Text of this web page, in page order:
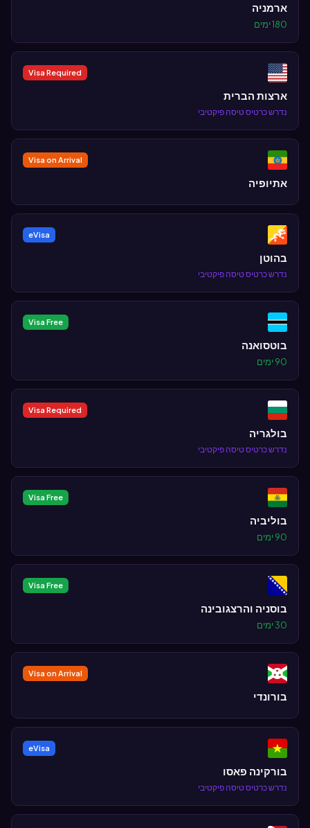
ארמניה
180 ימים
Visa Required
ארצות הברית
נדרש כרטיס טיסה פיקטיבי
Visa on Arrival
אתיופיה
eVisa
בהוטן
נדרש כרטיס טיסה פיקטיבי
Visa Free
בוטסואנה
90 ימים
Visa Required
בולגריה
נדרש כרטיס טיסה פיקטיבי
Visa Free
בוליביה
90 ימים
Visa Free
בוסניה והרצגובינה
30 ימים
Visa on Arrival
בורונדי
eVisa
בורקינה פאסו
נדרש כרטיס טיסה פיקטיבי